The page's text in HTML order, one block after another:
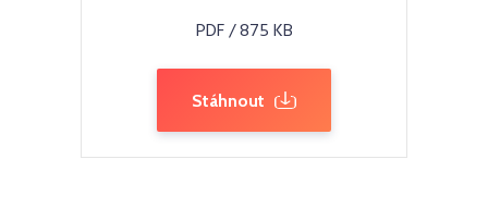
PDF / 875 KB
Stáhnout